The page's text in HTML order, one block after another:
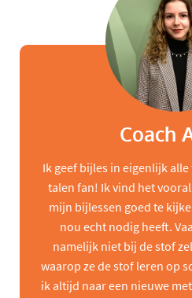
Coach
Ik geef bijles in eigenlijk
talen fan! Ik vind het
mijn bijlessen goed te
nou echt nodig heeft.
namelijk niet bij de stof
waarop ze de stof leren op
ik altijd naar een nieuwe